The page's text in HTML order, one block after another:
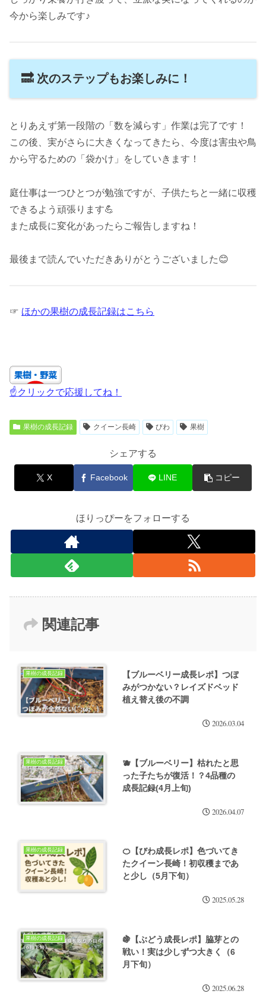
今から楽しみです♪
🔜 次のステップもお楽しみに！
とりあえず第一段階の「数を減らす」作業は完了です！
この後、実がさらに大きくなってきたら、今度は害虫や鳥
から守るための「袋かけ」をしていきます！
庭仕事は一つひとつが勉強ですが、子供たちと一緒に収穫
できるよう頑張ります💪
また成長に変化があったらご報告しますね！
最後まで読んでいただきありがとうございました😊
☞ ほかの果樹の成長記録はこちら
☝クリックで応援してね！
果樹の成長記録 クイーン長崎 びわ 果樹
シェアする
X Facebook LINE コピー
ほりっぴーをフォローする
関連記事
果樹の成長記録
【ブルーベリー成長レポ】つぼ
みがつかない？レイズドベッド
植え替え後の不調
2026.03.04
果樹の成長記録
🫐【ブルーベリー】枯れたと思
った子たちが復活！？4品種の
成長記録(4月上旬)
2026.04.07
果樹の成長記録
🍊【びわ成長レポ】色づいてき
たクイーン長崎！初収穫まであ
と少し（5月下旬）
2025.05.28
果樹の成長記録
🍇【ぶどう成長レポ】脇芽との
戦い！実は少しずつ大きく（6
月下旬）
2025.06.28